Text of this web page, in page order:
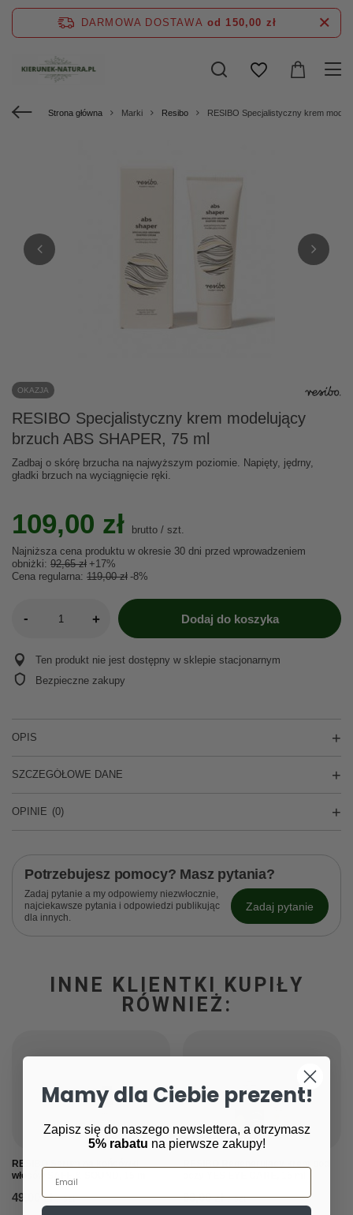
DARMOWA DOSTAWA od 150,00 zł
Strona główna Marki Resibo RESIBO Specjalistyczny krem
OKAZJA
RESIBO Specjalistyczny krem modelujący
brzuch ABS SHAPER, 75 ml
Zadbaj o skórę brzucha na najwyższym poziomie. Napięty, jędrny,
gładki brzuch na wyciągnięcie ręki.
109,00 zł brutto / szt.
Najniższa cena produktu w okresie 30 dni przed wprowadzeniem
obniżki: 92,65 zł +17%
Cena regularna: 119,00 zł -8%
- + Dodaj do koszyka
Ten produkt nie jest dostępny w sklepie stacjonarnym
Bezpieczne zakupy
OPIS
SZCZEGÓŁOWE DANE
OPINIE (0)
Potrzebujesz pomocy? Masz pytania?
Zadaj pytanie a my odpowiemy niezwłocznie,
najciekawsze pytania i odpowiedzi publikując
dla innych.
Zadaj pytanie
INNE KLIENTKI KUPIŁY
RÓWNIEŻ:
RESIBO Serum na końcówki
włosów SAFE & SOUND, 15 ml
49,00 zł / szt.
OKAZJA
99,00 zł / szt.
Mamy dla Ciebie prezent!
Zapisz się do naszego newslettera, a otrzymasz
5% rabatu na pierwsze zakupy!
Email